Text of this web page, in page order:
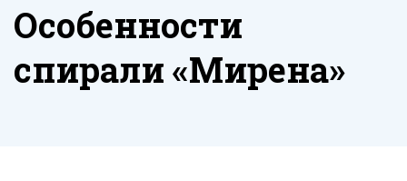
Особенности
спирали «Мирена»